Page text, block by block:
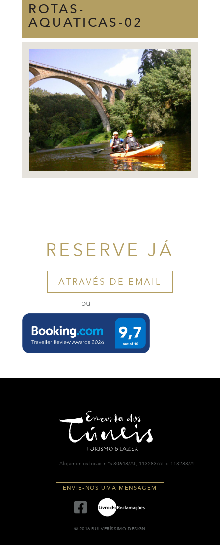
ROTAS-
AQUATICAS-02
RESERVE JÁ
ATRAVÉS DE EMAIL
ou
Alojamentos locais n.ºs 30648/AL, 113283/AL e 113283/AL
ENVIE-NOS UMA MENSAGEM
© 2016 RUI VERÍSSIMO DESIGN